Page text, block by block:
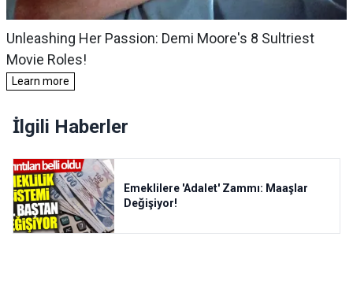
İlgili Haberler
Emeklilere 'Adalet' Zammı: Maaşlar
Değişiyor!